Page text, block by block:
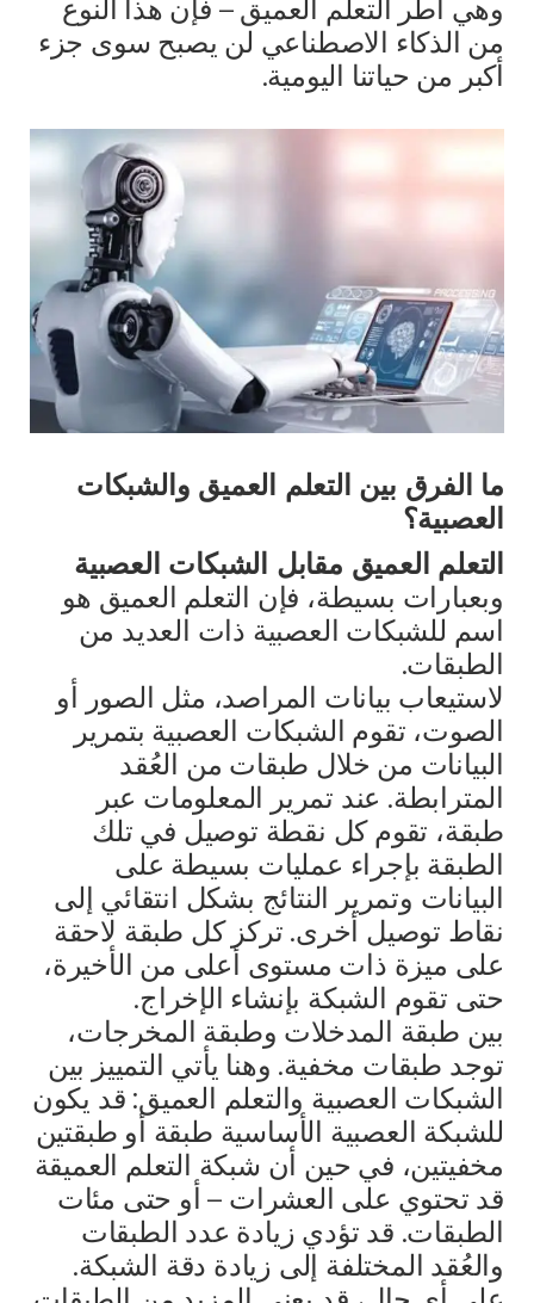
وهي أطر التعلم العميق – فإن هذا النوع
من الذكاء الاصطناعي لن يصبح سوى جزء
أكبر من حياتنا اليومية.
ما الفرق بين التعلم العميق والشبكات
العصبية؟
التعلم العميق مقابل الشبكات العصبية
وبعبارات بسيطة، فإن التعلم العميق هو
اسم للشبكات العصبية ذات العديد من
الطبقات.
لاستيعاب بيانات المراصد، مثل الصور أو
الصوت، تقوم الشبكات العصبية بتمرير
البيانات من خلال طبقات من العُقد
المترابطة. عند تمرير المعلومات عبر
طبقة، تقوم كل نقطة توصيل في تلك
الطبقة بإجراء عمليات بسيطة على
البيانات وتمرير النتائج بشكل انتقائي إلى
نقاط توصيل أخرى. تركز كل طبقة لاحقة
على ميزة ذات مستوى أعلى من الأخيرة،
حتى تقوم الشبكة بإنشاء الإخراج.
بين طبقة المدخلات وطبقة المخرجات،
توجد طبقات مخفية. وهنا يأتي التمييز بين
الشبكات العصبية والتعلم العميق: قد يكون
للشبكة العصبية الأساسية طبقة أو طبقتين
مخفيتين، في حين أن شبكة التعلم العميقة
قد تحتوي على العشرات – أو حتى مئات
الطبقات. قد تؤدي زيادة عدد الطبقات
والعُقد المختلفة إلى زيادة دقة الشبكة.